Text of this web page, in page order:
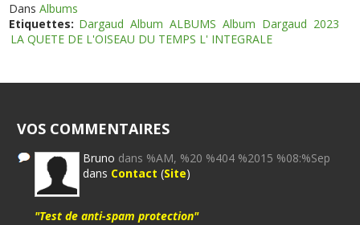
DansAlbums
Etiquettes: Dargaud Album ALBUMS Album Dargaud 2023
LA QUETE DE L'OISEAU DU TEMPS L' INTEGRALE
VOS COMMENTAIRES
Bruno dans %AM, %20 %404 %2015 %08:%Sep
dans Contact (Site)
"Test de anti-spam protection"